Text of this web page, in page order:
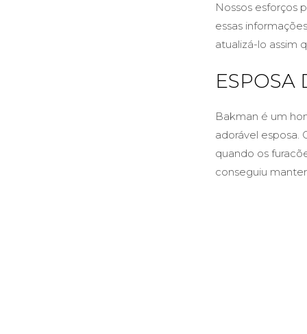
Nossos esforços
essas
atualizá-lo assim
ESPOSA
Bakman é um
adorável esposa.
quando os
conseguiu